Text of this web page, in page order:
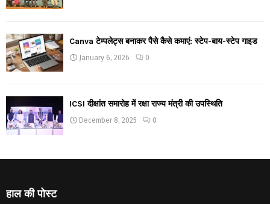
Canva टेम्पलेट्स बनाकर पैसे कैसे कमाएं: स्टेप-बाय-स्टेप गाइड
January 6, 2026 0
ICSI दीक्षांत समारोह में रक्षा राज्य मंत्री की उपस्थिति
December 8, 2025 0
हाल की पोस्ट